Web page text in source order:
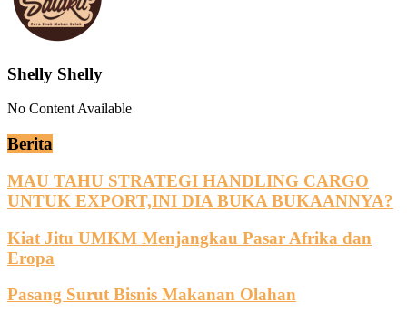
Shelly Shelly
No Content Available
Berita
MAU TAHU STRATEGI HANDLING CARGO
UNTUK EXPORT,INI DIA BUKA BUKAANNYA?
Kiat Jitu UMKM Menjangkau Pasar Afrika dan
Eropa
Pasang Surut Bisnis Makanan Olahan